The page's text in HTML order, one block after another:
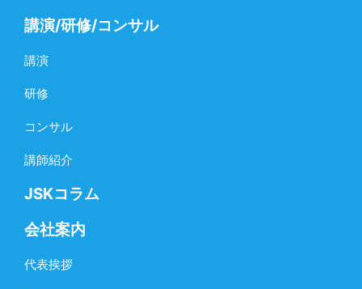
講演/研修/コンサル
講演
研修
コンサル
講師紹介
JSKコラム
会社案内
代表挨拶